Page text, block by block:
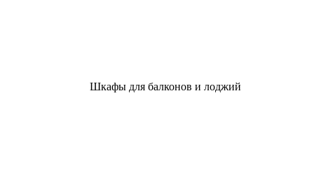
Шкафы для балконов и лоджий